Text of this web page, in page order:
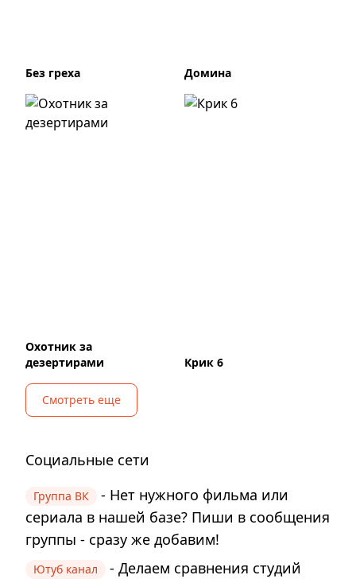
Без греха Домина
Охотник за
дезертирами
Крик 6
Смотреть еще
Социальные сети
Группа ВК
- Нет нужного фильма или
сериала в нашей базе? Пиши в сообщения
группы - сразу же добавим!
Ютуб канал - Делаем сравнения студий